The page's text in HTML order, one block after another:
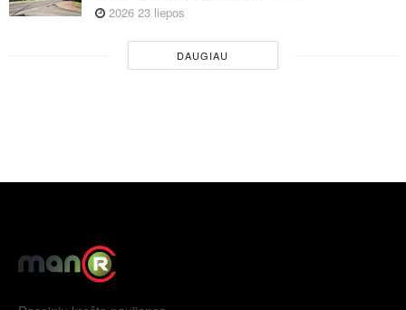
2026 23 liepos
DAUGIAU